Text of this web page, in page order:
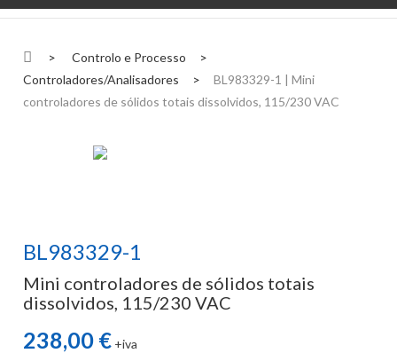
> Controlo e Processo
>
Controladores/Analisadores
>
BL983329-1 | Mini
controladores de sólidos totais dissolvidos, 115/230 VAC
BL983329-1
Mini controladores de sólidos totais
dissolvidos, 115/230 VAC
238,00 € +iva